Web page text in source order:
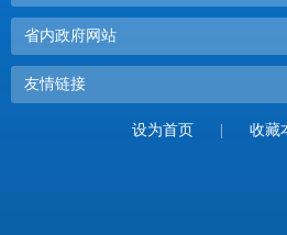
省内政府网站
友情链接
设为首页 收藏